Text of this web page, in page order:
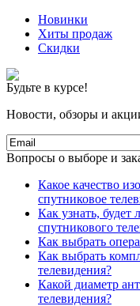
Новинки
Хиты продаж
Скидки
Будьте в курсе!
Новости, обзоры и
Вопросы о выборе и
Какое качество
спутниковое
Как узнать, будет
спутникового
Как выбрать
Как выбрать
телевидения?
Какой диаметр
телевидения?